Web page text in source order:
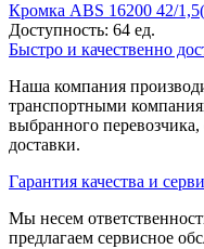
Кромка ABS 16200 42/
Доступность: 64 ед.
Быстро и качественно
Наша компания
транспортными
выбранного перевозчика,
доставки.
Гарантия качества и
Мы несем
предлагаем сервисное